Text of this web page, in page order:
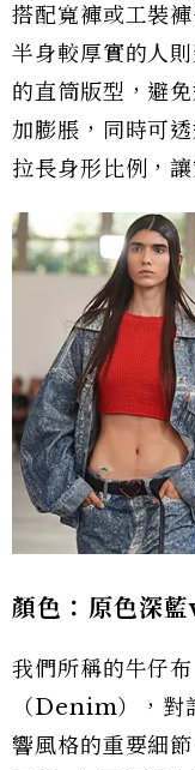
搭配寬褲或工裝
半身較厚實的人
的直筒版型，避
加膨脹，同時可
拉長身形比例，
顏色：原色深
我們所稱的牛仔
（Denim），對
響風格的重要細